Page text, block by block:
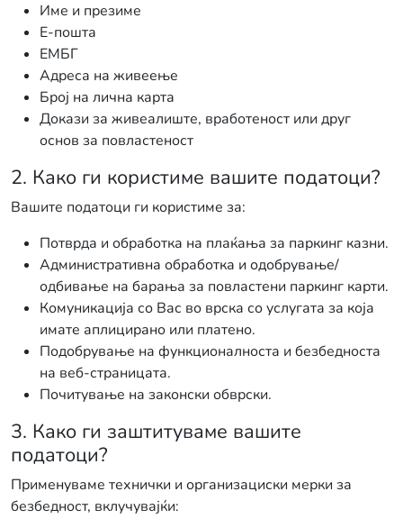
Име и презиме
Е-пошта
ЕМБГ
Адреса на живеење
Број на лична карта
Докази за живеалиште, вработеност или друг
основ за повластеност
2. Како ги користиме вашите податоци?
Вашите податоци ги користиме за:
Потврда и обработка на плаќања за паркинг казни.
Административна обработка и одобрување/
одбивање на барања за повластени паркинг карти.
Комуникација со Вас во врска со услугата за која
имате аплицирано или платено.
Подобрување на функционалноста и безбедноста
на веб-страницата.
Почитување на законски обврски.
3. Како ги заштитуваме вашите
податоци?
Применуваме технички и организациски мерки за
безбедност, вклучувајќи: